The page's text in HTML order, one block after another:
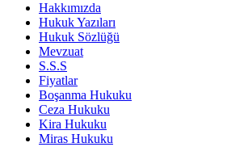
Hakkımızda
Hukuk Yazıları
Hukuk Sözlüğü
Mevzuat
S.S.S
Fiyatlar
Boşanma Hukuku
Ceza Hukuku
Kira Hukuku
Miras Hukuku